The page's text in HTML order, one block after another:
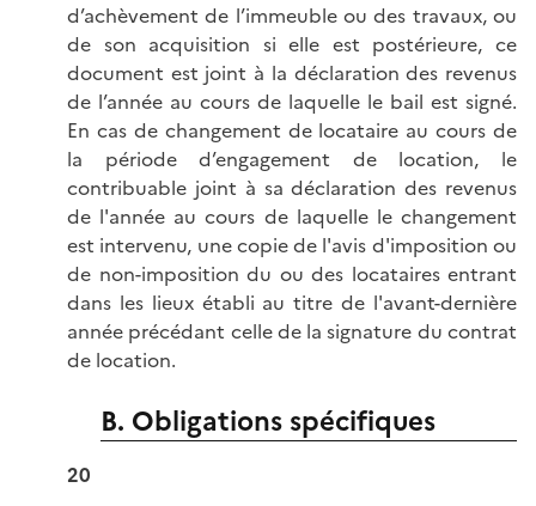
d’achèvement de l’immeuble ou des travaux, ou
de son acquisition si elle est postérieure, ce
document est joint à la déclaration des revenus
de l’année au cours de laquelle le bail est signé.
En cas de changement de locataire au cours de
la période d’engagement de location, le
contribuable joint à sa déclaration des revenus
de l'année au cours de laquelle le changement
est intervenu, une copie de l'avis d'imposition ou
de non-imposition du ou des locataires entrant
dans les lieux établi au titre de l'avant-dernière
année précédant celle de la signature du contrat
de location.
B. Obligations spécifiques
20